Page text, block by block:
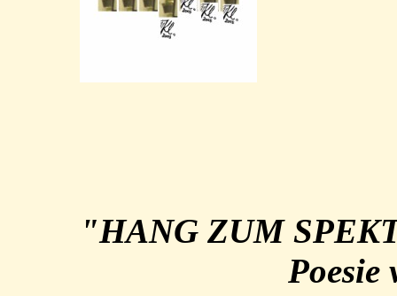
"HANG ZUM
Poesie